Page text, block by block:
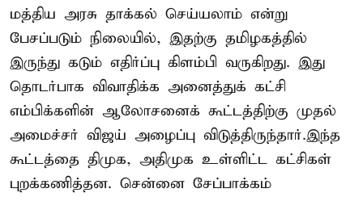
மத்திய அரசு தாக்கல் செய்யலாம் என்று
பேசப்படும் நிலையில், இதற்கு தமிழகத்தில்
இருந்து கடும் எதிர்ப்பு கிளம்பி வருகிறது. இது
தொடர்பாக விவாதிக்க அனைத்துக் கட்சி
எம்பிக்களின் ஆலோசனைக் கூட்டத்திற்கு முதல்
அமைச்சர் விஜய் அழைப்பு விடுத்திருந்தார்.இந்த
கூட்டத்தை திமுக, அதிமுக உள்ளிட்ட கட்சிகள்
புறக்கணித்தன. சென்னை சேப்பாக்கம்